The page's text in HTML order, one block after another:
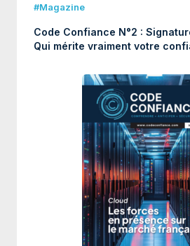
#Magazine
Code Confiance N°2 :
Qui mérite vraiment votre